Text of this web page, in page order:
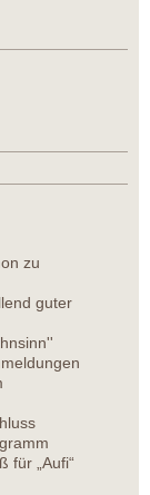
zu
guter
für „Aufi“